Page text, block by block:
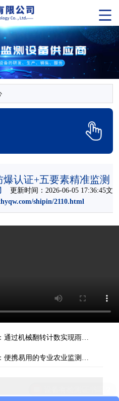
认证+五要素精准监测
更新时间：2026-06-05 17:36:45文
shipin/2110.html
机械翻转计数实现雨量精准计量
携易用的专业农业监测设备